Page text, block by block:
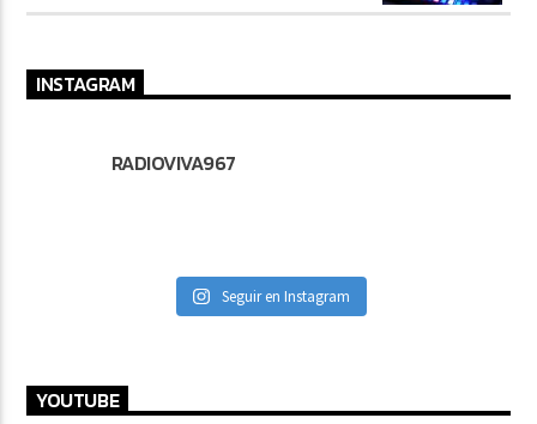
INSTAGRAM
RADIOVIVA967
Seguir en Instagram
YOUTUBE